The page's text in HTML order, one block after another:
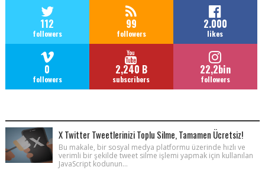
112
followers
99
followers
2.000
likes
0
followers
2,240 B
subscribers
22,2bin
followers
X Twitter Tweetlerinizi Toplu Silme, Tamamen Ücretsiz!
Bu makale, bir sosyal medya platformu üzerinde hızlı ve
verimli bir şekilde tweet silme işlemi yapmak için kullanılan
JavaScript kodunun...